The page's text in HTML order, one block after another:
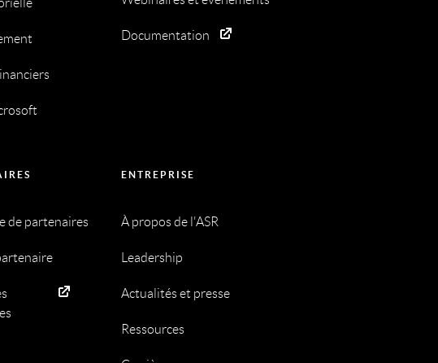
Documentation
de partenaires
ENTREPRISE
À propos de l'ASR
Leadership
Actualités et presse
Ressources